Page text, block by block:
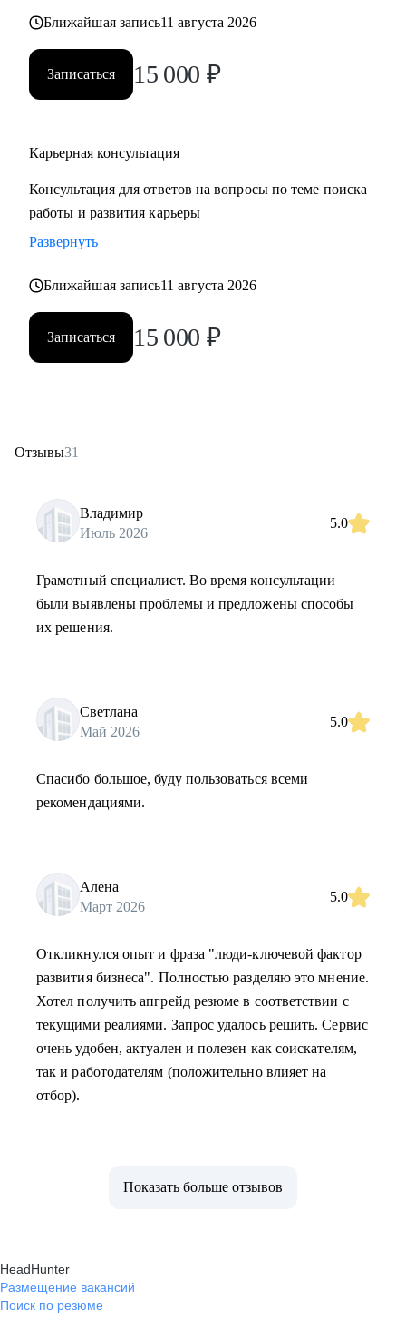
также замотивировать на движение к желаемой цели.
Ближайшая запись11 августа 2026
Записаться 15 000 ₽
Карьерная консультация
Консультация для ответов на вопросы по теме поиска
работы и развития карьеры
Развернуть
Ближайшая запись11 августа 2026
Записаться 15 000 ₽
Отзывы31
Владимир
Июль 2026
5.0
Грамотный специалист. Во время консультации
были выявлены проблемы и предложены способы
их решения.
Светлана
Май 2026
5.0
Спасибо большое, буду пользоваться всеми
рекомендациями.
Алена
Март 2026
5.0
Откликнулся опыт и фраза "люди-ключевой фактор
развития бизнеса". Полностью разделяю это мнение.
Хотел получить апгрейд резюме в соответствии с
текущими реалиями. Запрос удалось решить. Сервис
очень удобен, актуален и полезен как соискателям,
так и работодателям (положительно влияет на
отбор).
Показать больше отзывов
HeadHunter
Размещение вакансий
Поиск по резюме